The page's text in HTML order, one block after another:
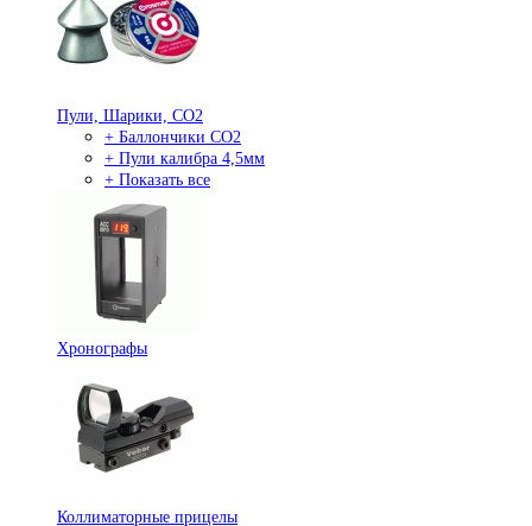
Пули, Шарики, СО2
+ Баллончики СО2
+ Пули калибра 4,5мм
+ Показать все
Хронографы
Коллиматорные прицелы